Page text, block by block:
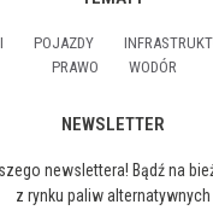
POJAZDY
PRAWO
WODÓR
NEWSLETTER
newslettera! Bądź na
z rynku paliw alternatywnych